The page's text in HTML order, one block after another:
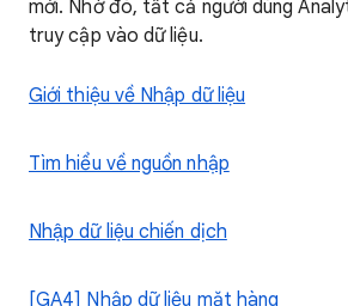
mới. Nhờ đó, tất cả người dùng
truy cập vào dữ liệu.
Giới thiệu về Nhập dữ liệu
Tìm hiểu về nguồn nhập
Nhập dữ liệu chiến dịch
[GA4] Nhập dữ liệu mặt hàng